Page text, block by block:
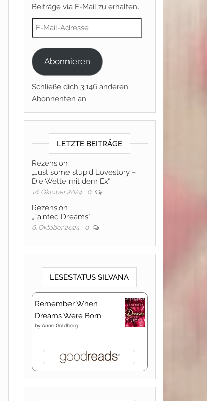
Beiträge via E-Mail zu erhalten.
E-Mail-Adresse
Abonnieren
Schließe dich 3.146 anderen
Abonnenten an
LETZTE BEITRÄGE
Rezension
„Just some stupid Lovestory –
Die Wette mit dem Ex“
18. Oktober 2024 0
Rezension
„Tainted Dreams“
6. Oktober 2024 0
LESESTATUS SILVANA
Remember When
Dreams Were Born
by Anne Goldberg